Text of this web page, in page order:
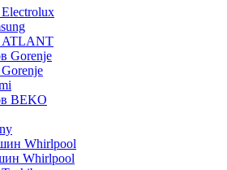
ATLANT
Gorenje
BEKO
Whirlpool
Whirlpool